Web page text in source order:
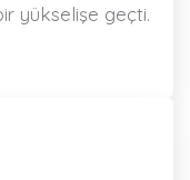
yükselişe geçti.